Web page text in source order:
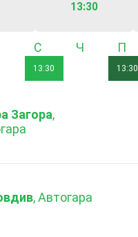
13:30
Вторник
13:30
Четвъртък
13:30
Загора,
, Автогара